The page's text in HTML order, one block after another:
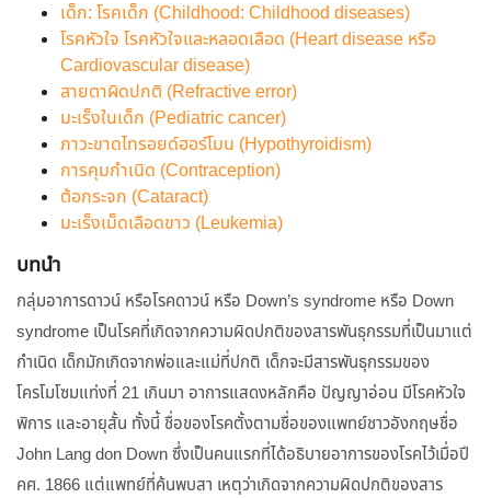
เด็ก: โรคเด็ก (Childhood: Childhood diseases)
โรคหัวใจ โรคหัวใจและหลอดเลือด (Heart disease หรือ
Cardiovascular disease)
สายตาผิดปกติ (Refractive error)
มะเร็งในเด็ก (Pediatric cancer)
ภาวะขาดไทรอยด์ฮอร์โมน (Hypothyroidism)
การคุมกำเนิด (Contraception)
ต้อกระจก (Cataract)
มะเร็งเม็ดเลือดขาว (Leukemia)
บทนำ
กลุ่มอาการดาวน์ หรือโรคดาวน์ หรือ Down’s syndrome หรือ Down
syndrome เป็นโรคที่เกิดจากความผิดปกติของสารพันธุกรรมที่เป็นมาแต่
กำเนิด เด็กมักเกิดจากพ่อและแม่ที่ปกติ เด็กจะมีสารพันธุกรรมของ
โครโมโซมแท่งที่ 21 เกินมา อาการแสดงหลักคือ ปัญญาอ่อน มีโรคหัวใจ
พิการ และอายุสั้น ทั้งนี้ ชื่อของโรคตั้งตามชื่อของแพทย์ชาวอังกฤษชื่อ
John Lang don Down ซึ่งเป็นคนแรกที่ได้อธิบายอาการของโรคไว้เมื่อปี
คศ. 1866 แต่แพทย์ที่ค้นพบสา เหตุว่าเกิดจากความผิดปกติของสาร